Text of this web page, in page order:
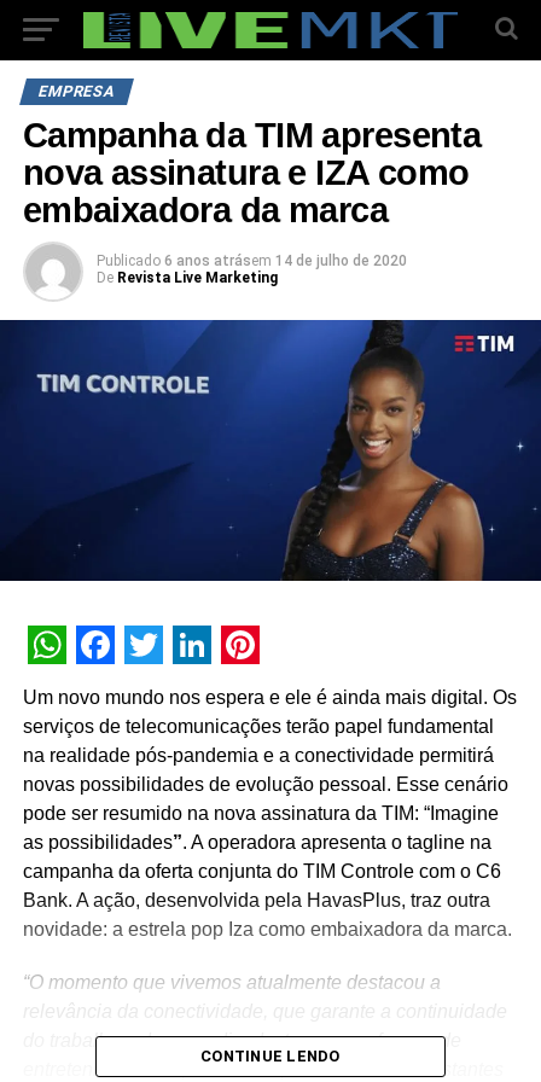
EMPRESA
Campanha da TIM apresenta
nova assinatura e IZA como
embaixadora da marca
Publicado 6 anos atrásem 14 de julho de 2020
De Revista Live Marketing
WhatsApp
Facebook
Twitter
LinkedIn
Pinterest
Um novo mundo nos espera e ele é ainda mais digital. Os
serviços de telecomunicações terão papel fundamental
na realidade pós-pandemia e a conectividade permitirá
novas possibilidades de evolução pessoal. Esse cenário
pode ser resumido na nova assinatura da TIM: “Imagine
as possibilidades”. A operadora apresenta o tagline na
campanha da oferta conjunta do TIM Controle com o C6
Bank. A ação, desenvolvida pela HavasPlus, traz outra
novidade: a estrela pop Iza como embaixadora da marca.
“O momento que vivemos atualmente destacou a
relevância da conectividade, que garante a continuidade
do trabalho e do aprendizado, traz novas formas de
entretenimento e aproxima as pessoas mesmo distantes
CONTINUE LENDO